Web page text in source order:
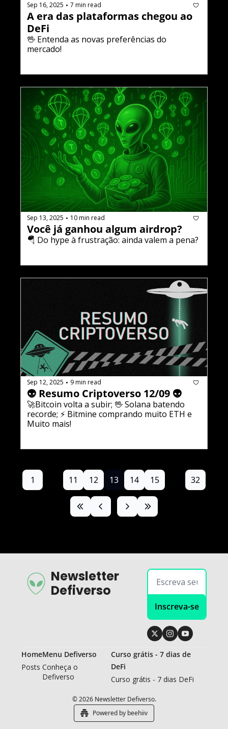
Sep 16, 2025 • 7 min read
A era das plataformas chegou ao
DeFi
🖖 Entenda as novas preferências do
mercado!
Sep 13, 2025 • 10 min read
Você já ganhou algum airdrop?
🪂 Do hype à frustração: ainda valem a pena?
Sep 12, 2025 • 9 min read
🚀Bitcoin volta a subir; 🖖 Solana batendo
recorde; ⚡️ Bitmine comprando muito ETH e
Muito mais!
1 11 12 13 14 15 32
Newsletter
Defiverso
Inscreva-se
Home
Posts
Menu Defiverso
Conheça o
Defiverso
Curso grátis - 7 dias de
DeFi
Curso grátis - 7 dias DeFi
© 2026 Newsletter Defiverso.
Powered by beehiiv